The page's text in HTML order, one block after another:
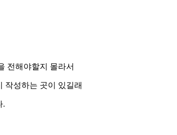
전해야할지 몰라서
작성하는 곳이 있길래
.